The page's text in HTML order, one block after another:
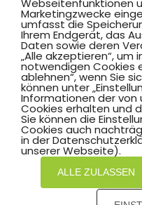
Hammer
Am
©2025 Hammer
Mit zum
Webseitenfunktionen
Marketingzwecke
umfasst die
Ihrem Endgerät, das
Daten sowie deren
„Alle akzeptieren“, um
notwendigen Cookies
ablehnen“, wenn Sie
können unter
Informationen der von
Cookies erhalten und
Sie können die
Cookies auch
in der
unserer Webseite).
ALLE ZULASSEN